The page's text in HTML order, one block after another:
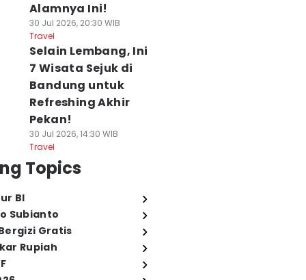
Alamnya Ini!
30 Jul 2026, 20:30 WIB
Travel
Selain Lembang, Ini
7 Wisata Sejuk di
Bandung untuk
Refreshing Akhir
Pekan!
30 Jul 2026, 14:30 WIB
Travel
Topics
BI
Subianto
Gratis
Rupiah